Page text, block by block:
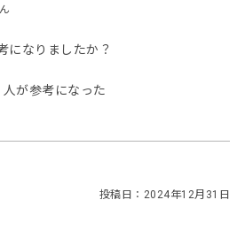
になりましたか？
人が参考になった
投稿日：2024年12月31日